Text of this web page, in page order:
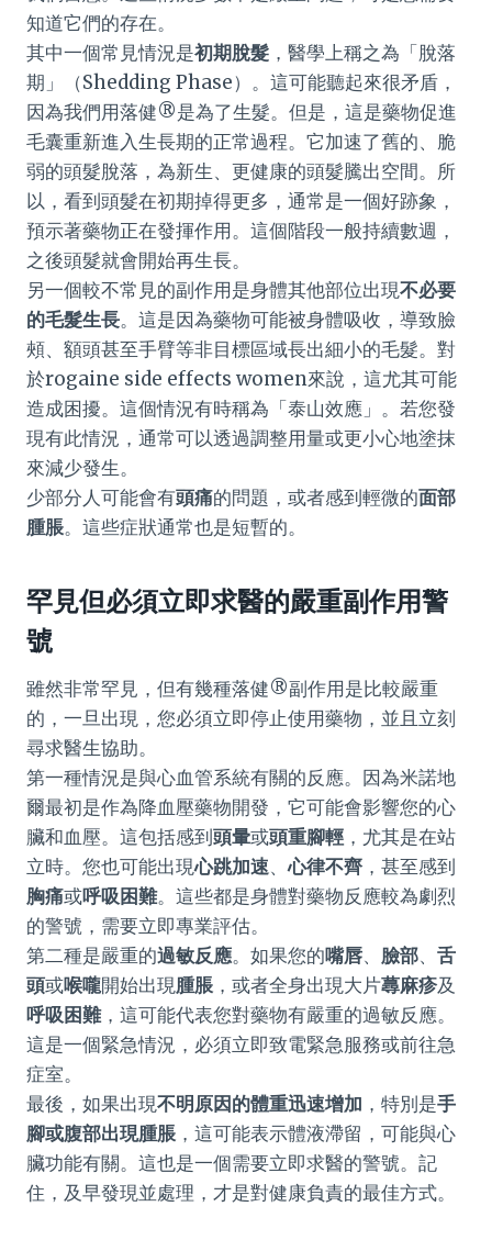
知道它們的存在。
其中一個常見情況是初期脫髮 ，醫學上稱之為「脫落
期」（Shedding Phase）。這可能聽起來很矛盾，
因為我們用落健®是為了生髮。但是，這是藥物促進
毛囊重新進入生長期的正常過程。它加速了舊的、脆
弱的頭髮脫落，為新生、更健康的頭髮騰出空間。所
以，看到頭髮在初期掉得更多，通常是一個好跡象，
預示著藥物正在發揮作用。這個階段一般持續數週，
之後頭髮就會開始再生長。
另一個較不常見的副作用是身體其他部位出現不必要
的毛髮生長。這是因為藥物可能被身體吸收，導致臉
頰、額頭甚至手臂等非目標區域長出細小的毛髮。對
於rogaine side effects women來說，這尤其可能
造成困擾。這個情況有時稱為「泰山效應」。若您發
現有此情況，通常可以透過調整用量或更小心地塗抹
來減少發生。
少部分人可能會有頭痛的問題，或者感到輕微的面部
腫脹。這些症狀通常也是短暫的。
罕見但必須立即求醫的嚴重副作用警
號
雖然非常罕見，但有幾種落健®副作用是比較嚴重
的，一旦出現，您必須立即停止使用藥物，並且立刻
尋求醫生協助。
第一種情況是與心血管系統有關的反應。因為米諾地
爾最初是作為降血壓藥物開發，它可能會影響您的心
臟和血壓。這包括感到頭暈或頭重腳輕，尤其是在站
立時。您也可能出現心跳加速、心律不齊 ，甚至感到
胸痛或呼吸困難。這些都是身體對藥物反應較為劇烈
的警號，需要立即專業評估。
第二種是嚴重的過敏反應。如果您的嘴唇、 臉部、 舌
頭或喉嚨開始出現腫脹 ，或者全身出現大片蕁麻疹及
呼吸困難，這可能代表您對藥物有嚴重的過敏反應。
這是一個緊急情況，必須立即致電緊急服務或前往急
症室。
最後，如果出現不明原因的體重迅速增加 ，特別是手
腳或腹部出現腫脹 ，這可能表示體液滯留，可能與心
臟功能有關。這也是一個需要立即求醫的警號。記
住，及早發現並處理，才是對健康負責的最佳方式。